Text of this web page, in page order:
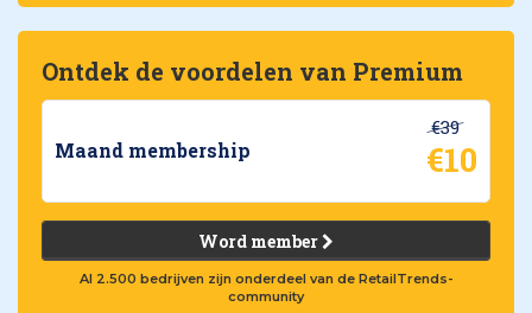
Ontdek de voordelen van Premium
Maand membership
€39
€10
Word member
Al 2.500 bedrijven zijn onderdeel van de RetailTrends-
community